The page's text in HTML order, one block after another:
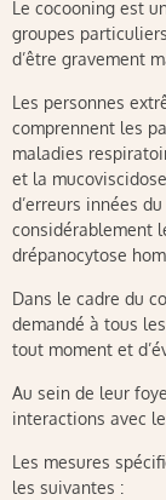
Le cocooning est
groupes
d’être gravement
Les personnes
comprennent les
maladies
et la
d’erreurs innées
considérablement
drépanocytose
Dans le cadre du
demandé à tous
tout moment et
Au sein de leur
interactions avec
Les mesures
les suivantes :